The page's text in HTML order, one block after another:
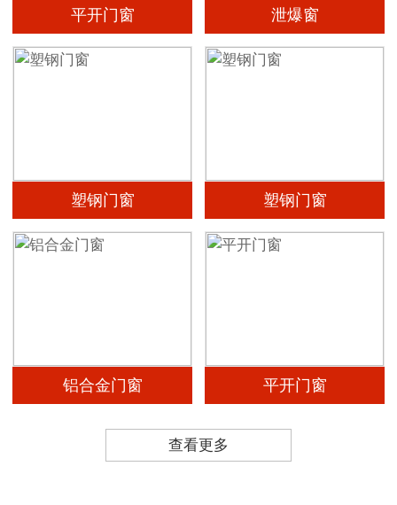
平开门窗 泄爆窗
塑钢门窗 塑钢门窗
铝合金门窗 平开门窗
查看更多